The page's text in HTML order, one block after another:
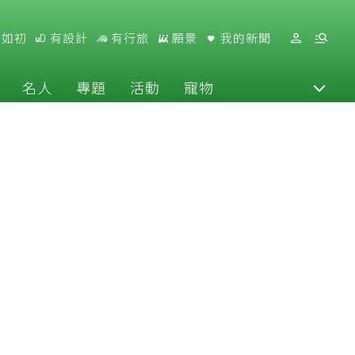
初 有設計 有行旅 願景 我的新聞
名人 專題 活動 寵物